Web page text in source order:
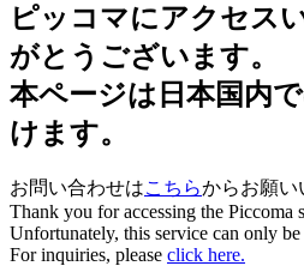
ピッコマにアクセス
がとうございます。
本ページは日本国内
けます。
お問い合わせはこちらからお願い
Thank you for accessing the Piccoma
Unfortunately, this service can only be
For inquiries, please click here.